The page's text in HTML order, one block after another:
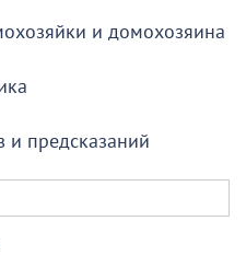
и домохозяина
и предсказаний